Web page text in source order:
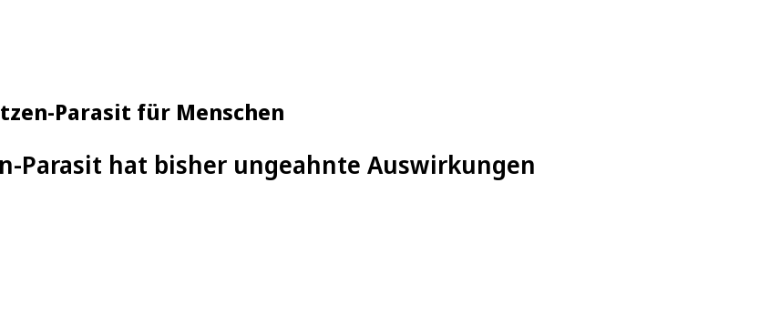
Parasit für Menschen
Parasit hat bisher ungeahnte Auswirkungen